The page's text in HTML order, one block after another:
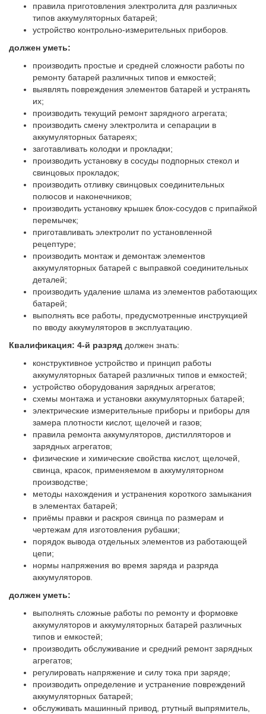
правила приготовления электролита для различных
типов аккумуляторных батарей;
устройство контрольно-измерительных приборов.
должен уметь:
производить простые и средней сложности работы по
ремонту батарей различных типов и емкостей;
выявлять повреждения элементов батарей и устранять
их;
производить текущий ремонт зарядного агрегата;
производить смену электролита и сепарации в
аккумуляторных батареях;
заготавливать колодки и прокладки;
производить установку в сосуды подпорных стекол и
свинцовых прокладок;
производить отливку свинцовых соединительных
полюсов и наконечников;
производить установку крышек блок-сосудов с припайкой
перемычек;
приготавливать электролит по установленной
рецептуре;
производить монтаж и демонтаж элементов
аккумуляторных батарей с выправкой соединительных
деталей;
производить удаление шлама из элементов работающих
батарей;
выполнять все работы, предусмотренные инструкцией
по вводу аккумуляторов в эксплуа­тацию.
Квалификация: 4-й разряд должен знать:
конструктивное устройство и принцип работы
аккумуляторных батарей различных типов и емкостей;
устройство оборудования зарядных агрегатов;
схемы монтажа и установки аккумуляторных батарей;
электрические измерительные приборы и приборы для
замера плотности кислот, щелочей и газов;
правила ремонта аккумуляторов, дистилляторов и
зарядных агрегатов;
физические и химические свойства кислот, щелочей,
свинца, красок, применяемом в аккумуляторном
производстве;
методы нахождения и устранения короткого замыкания
в элементах батарей;
приёмы правки и раскроя свинца по размерам и
чертежам для изготовления рубашки;
порядок вывода отдельных элементов из работающей
цепи;
нормы напряжения во время заряда и разряда
аккумуляторов.
должен уметь:
выполнять сложные работы по ремонту и формовке
аккумуляторов и аккумуляторных батарей различных
типов и емкостей;
производить обслуживание и средний ремонт зарядных
агрегатов;
регулировать напряжение и силу тока при заряде;
производить определение и устранение повреждений
аккумуляторных батарей;
обслуживать машинный привод, ртутный выпрямитель,